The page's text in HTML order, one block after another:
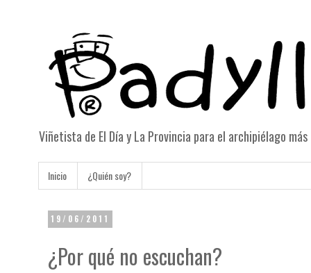
Viñetista de El Día y La Provincia para el archipiélago
Inicio ¿Quién soy?
19/06/2011
¿Por qué no escuchan?